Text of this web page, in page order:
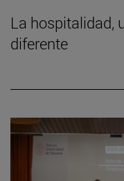
La hospitalidad,
diferente